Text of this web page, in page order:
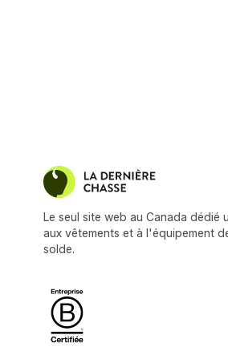
Le seul site web au Canada dédié
aux vêtements et à l'équipement
solde.